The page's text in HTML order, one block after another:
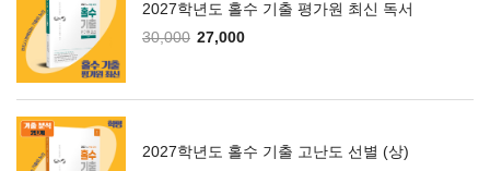
2027학년도 홀수 기출 평가원 최신 독서
30,000 27,000
2027학년도 홀수 기출 고난도 선별 (상)